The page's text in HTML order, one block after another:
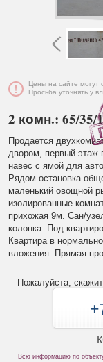
Цены на сайте могут
Просьба уточнять у
2 комн.: 65/35/
Продается
двором, первый этаж
навес с ямой для
Рядом остановка
маленький овощной
изолированные
прихожая 9м. Сан/
колонка. Под
Квартира в
вложения. Прямая
Пожалуйста,
Всю информацию по